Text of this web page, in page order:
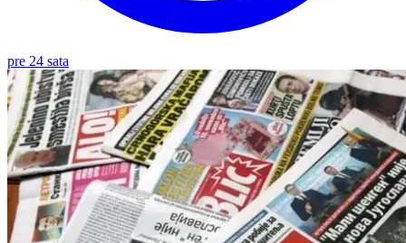
pre 24 sata